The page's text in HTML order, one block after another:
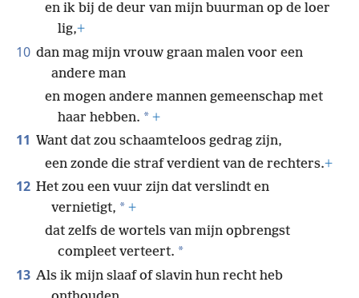
en ik bij de deur van mijn buurman op de loer
lig,+
10 dan mag mijn vrouw graan malen voor een
andere man
en mogen andere mannen gemeenschap met
haar hebben. * +
11 Want dat zou schaamteloos gedrag zijn,
een zonde die straf verdient van de rechters.+
12 Het zou een vuur zijn dat verslindt en
vernietigt, * +
dat zelfs de wortels van mijn opbrengst
compleet verteert. *
13 Als ik mijn slaaf of slavin hun recht heb